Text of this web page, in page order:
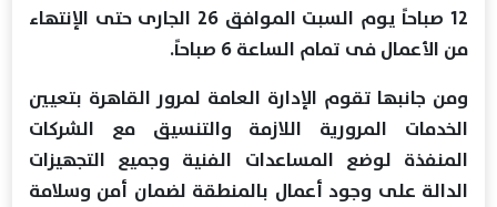
12 صباحاً يوم السبت الموافق 26 الجارى حتى الإنتهاء
من الأعمال فى تمام الساعة 6 صباحاً.
ومن جانبها تقوم الإدارة العامة لمرور القاهرة بتعيين
الخدمات المرورية اللازمة والتنسيق مع الشركات
المنفذة لوضع المساعدات الفنية وجميع التجهيزات
الدالة على وجود أعمال بالمنطقة لضمان أمن وسلامة